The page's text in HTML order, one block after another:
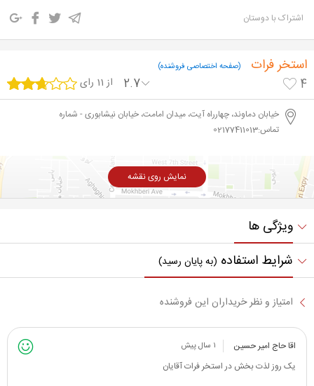
اشتراک با دوستان
استخر فرات (صفحه اختصاصی فروشنده)
4 از 11 رای 2.7
خیابان دماوند، چهارراه آیت، میدان امامت، خیابان نیشابوری - شماره
تماس:02177411013
نمایش روی نقشه
ویژگی ها
شرایط استفاده (به پایان رسید)
امتیاز و نظر خریداران این فروشنده
اقا حاج امیر حسین ۱ سال پیش
یک روز لذت بخش در استخر فرات آقایان